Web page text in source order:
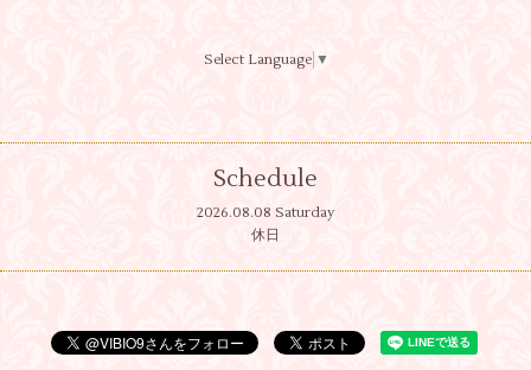
Select Language ▼
Schedule
2026.08.08 Saturday
休日